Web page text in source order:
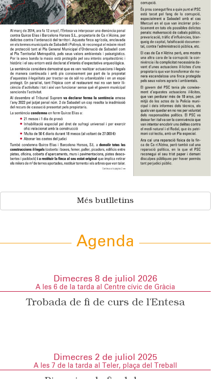
Més butlletins
Agenda
Dimecres 8 de juliol 2026
A les 6 de la tarda al Centre cívic de Gràcia
Trobada de fi de curs de l’Entesa
Dimecres 2 de juliol 2025
A les 7 de la tarda al Teler, plaça del Treball